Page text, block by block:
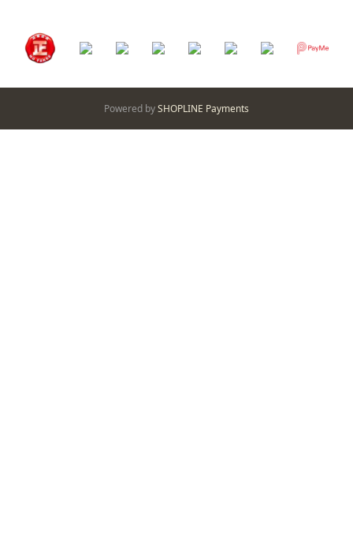
Powered bySHOPLINE Payments